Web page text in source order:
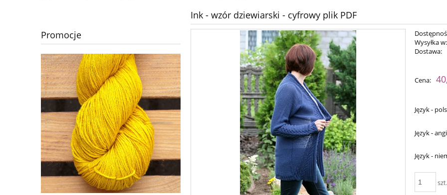
Promocje
Ink - wzór dziewiarski - cyfrowy plik PDF
Wysyłka w:
Dostawa:
Cena:
Język -
Język -
Język -